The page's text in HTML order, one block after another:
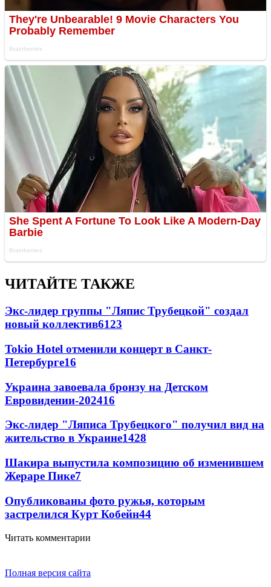
ЧИТАЙТЕ ТАКЖЕ
Экс-лидер группы "Ляпис Трубецкой" создал
новый коллектив6123
Tokio Hotel отменили концерт в Санкт-
Петербурге16
Украина завоевала бронзу на Детском
Евровидении-202416
Экс-лидер "Ляписа Трубецкого" получил вид на
жительство в Украине1428
Шакира выпустила композицию об изменившем
Жераре Пике7
Опубликованы фото ружья, которым
застрелился Курт Кобейн44
Читать комментарии
Полная версия сайта